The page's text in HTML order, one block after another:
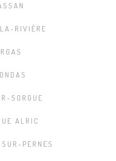
RIVIÈRE
SORGUE
ALRIC
PERNES